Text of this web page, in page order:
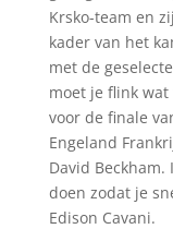
Krsko-team en
kader van het
met de
moet je flink
voor de finale
Engeland
David
doen zodat je
Edison Cavani.